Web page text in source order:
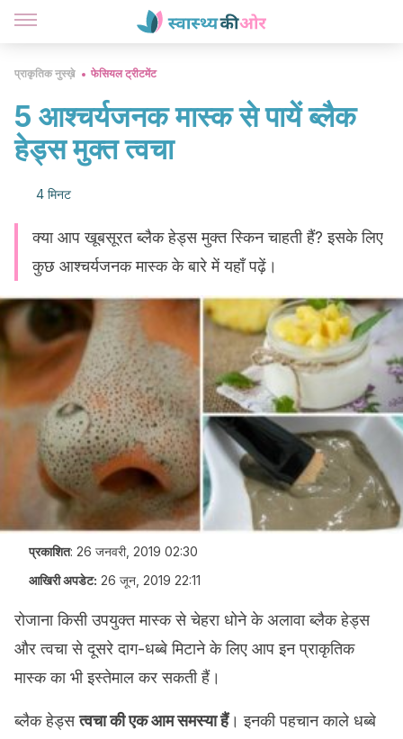
प्राकृतिक नुस्ख़े फेसियल ट्रीटमेंट
5 आश्चर्यजनक मास्क से पायें ब्लैक
हेड्स मुक्त त्वचा
4 मिनट
क्या आप खूबसूरत ब्लैक हेड्स मुक्त स्किन चाहती हैं? इसके लिए
कुछ आश्चर्यजनक मास्क के बारे में यहाँ पढ़ें।
प्रकाशित: 26 जनवरी, 2019 02:30
आखिरी अपडेट: 26 जून, 2019 22:11
रोजाना किसी उपयुक्त मास्क से चेहरा धोने के अलावा ब्लैक हेड्स
और त्वचा से दूसरे दाग-धब्बे मिटाने के लिए आप इन प्राकृतिक
मास्क का भी इस्तेमाल कर सकती हैं।
ब्लैक हेड्सत्वचा की एक आम समस्या हैं। इनकी पहचान काले धब्बे